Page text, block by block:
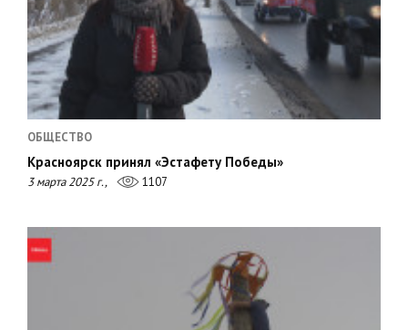
ОБЩЕСТВО
Красноярск принял «Эстафету Победы»
3 марта 2025 г., 1107